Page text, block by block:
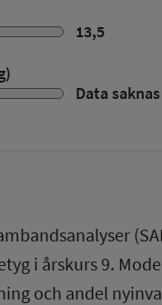
13,5
Data saknas
i årskurs 9.
och andel